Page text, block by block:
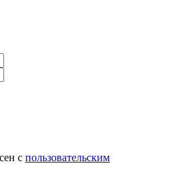
с пользовательским